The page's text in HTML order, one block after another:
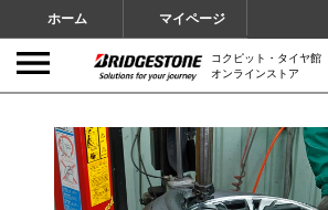
ホーム マイページ
コクピット・タイヤ館
オンラインストア